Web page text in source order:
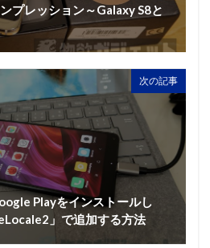
プレッション～Galaxy S8と
次の記事
Playをインストールし
」で追加する方法